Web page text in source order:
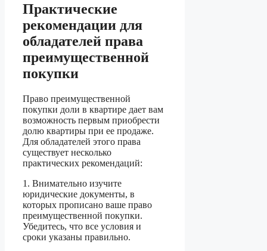
Практические
рекомендации для
обладателей права
преимущественной
покупки
Право преимущественной
покупки доли в квартире дает вам
возможность первым приобрести
долю квартиры при ее продаже.
Для обладателей этого права
существует несколько
практических рекомендаций:
1. Внимательно изучите
юридические документы, в
которых прописано ваше право
преимущественной покупки.
Убедитесь, что все условия и
сроки указаны правильно.